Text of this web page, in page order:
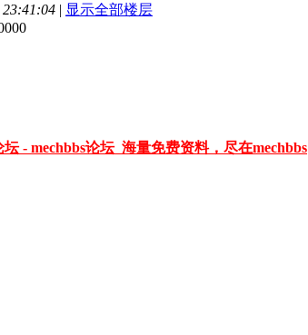
| 显示全部楼层
- mechbbs论坛 海量免费资料，尽在mechbbs